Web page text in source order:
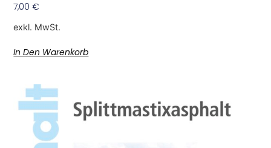
7,00€
exkl. MwSt.
In Den Warenkorb